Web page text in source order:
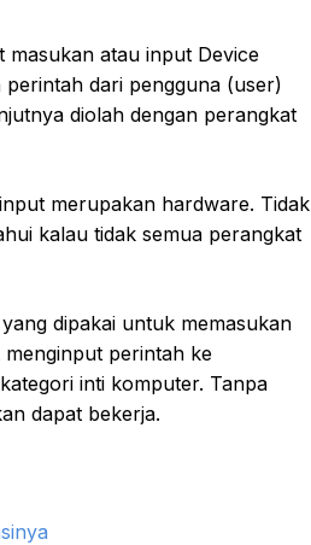
masukan atau input Device
dari pengguna (user)
diolah dengan perangkat
merupakan hardware. Tidak
kalau tidak semua perangkat
dipakai untuk memasukan
perintah ke
inti komputer. Tanpa
dapat bekerja.